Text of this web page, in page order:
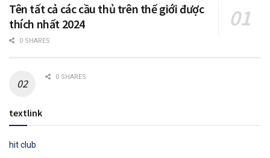
Tên tất cả các cầu thủ trên thế giới được
thích nhất 2024
0 SHARES
0 SHARES
textlink
hit club